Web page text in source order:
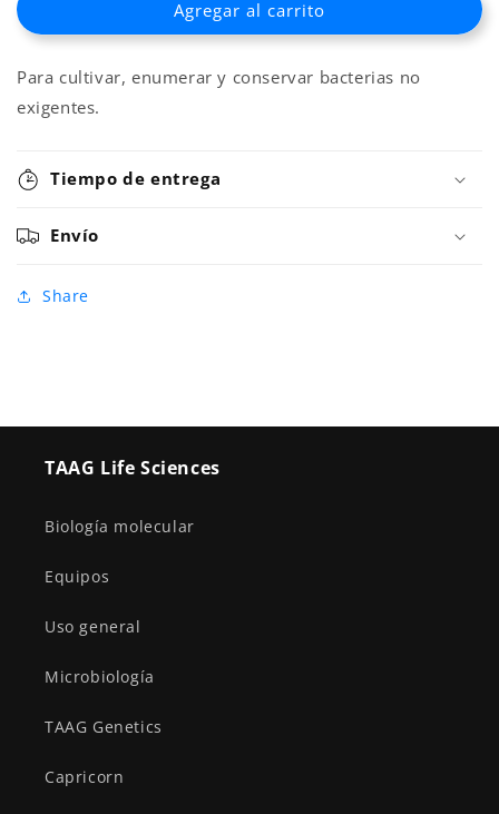
DE
DESHIDRATADO
AGAR
MEDIO
DE
DESHIDRATADO
Agregar al carrito
Para cultivar, enumerar y conservar bacterias no
exigentes.
Tiempo de entrega
Envío
Share
TAAG Life Sciences
Biología molecular
Equipos
Uso general
Microbiología
TAAG Genetics
Capricorn